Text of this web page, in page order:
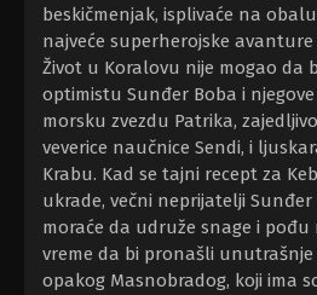
beskičmenjak, isplivaće na
najveće superherojske avanture
Život u Koralovu nije mogao da
optimistu Sunđer Boba i
morsku zvezdu Patrika,
veverice naučnice Sendi, i
Krabu. Kad se tajni recept za
ukrade, večni neprijatelji
moraće da udruže snage i
vreme da bi pronašli unutrašnje
opakog Masnobradog, koji ima